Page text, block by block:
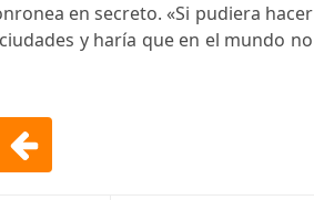
en secreto. «Si pudiera hacer
y haría que en el mundo no